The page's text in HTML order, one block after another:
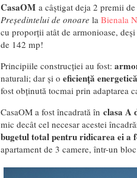
CasaOMa câștigat deja 2 premii de
Președintelui de onoare la Bienala
cu proporții atât de armonioase,
de 142 mp!
Principiile construcției au fost:
naturali; dar și o eficiență energetică
fost obținută tocmai prin adaptarea
CasaOM a fost încadrată în clasa A
mic decât cel necesar acestei
bugetul total pentru ridicarea ei a
apartament de 3 camere, într-un